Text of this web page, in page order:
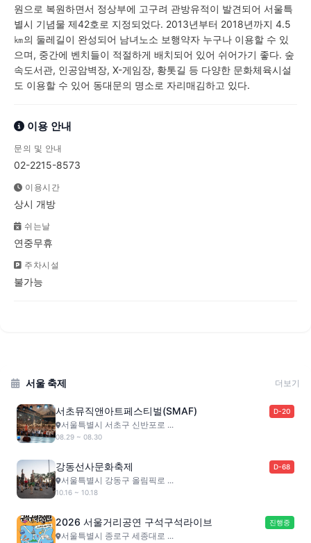
원으로 복원하면서 정상부에 고구려 관방유적이 발견되어 서울특
별시 기념물 제42호로 지정되었다. 2013년부터 2018년까지 4.5
㎞의 둘레길이 완성되어 남녀노소 보행약자 누구나 이용할 수 있
으며, 중간에 벤치들이 적절하게 배치되어 있어 쉬어가기 좋다. 숲
속도서관, 인공암벽장, X-게임장, 황톳길 등 다양한 문화체육시설
도 이용할 수 있어 동대문의 명소로 자리매김하고 있다.
이용 안내
문의 및 안내
02-2215-8573
이용시간
상시 개방
쉬는날
연중무휴
주차시설
불가능
서울 축제 더보기
서초뮤직앤아트페스티벌(SMAF) D-20
서울특별시 서초구 신반포로 ...
08.29 ~ 08.30
강동선사문화축제 D-68
서울특별시 강동구 올림픽로 ...
10.16 ~ 10.18
2026 서울거리공연 구석구석라이브 진행중
서울특별시 종로구 세종대로 ...